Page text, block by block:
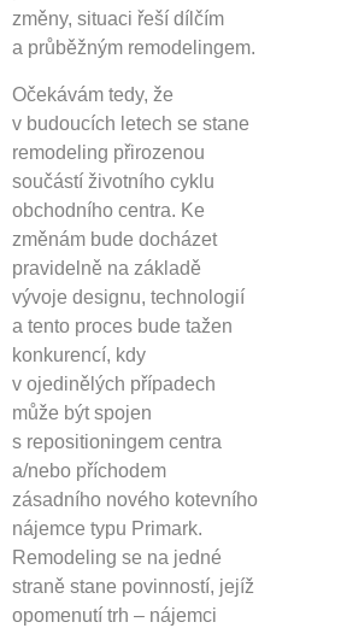
změny, situaci řeší dílčím
a průběžným remodelingem.
Očekávám tedy, že
v budoucích letech se stane
remodeling přirozenou
součástí životního cyklu
obchodního centra. Ke
změnám bude docházet
pravidelně na základě
vývoje designu, technologií
a tento proces bude tažen
konkurencí, kdy
v ojedinělých případech
může být spojen
s repositioningem centra
a/nebo příchodem
zásadního nového kotevního
nájemce typu Primark.
Remodeling se na jedné
straně stane povinností, jejíž
opomenutí trh – nájemci